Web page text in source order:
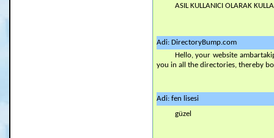
ASIL KULLANICI OLARAK
Adi: DirectoryBump.com
Hello, your website
you in all the directories, thereby
Adi: fen lisesi
güzel